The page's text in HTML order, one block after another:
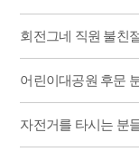
회전그네 직원 불친
어린이대공원 후문
자전거를 타시는 분